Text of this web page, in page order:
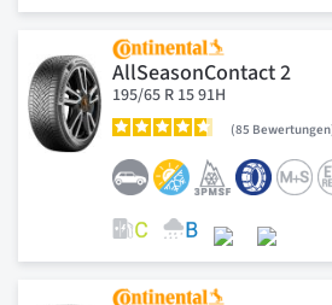
AllSeasonContact 2
195/65 R 15 91H
85 Bewertungen